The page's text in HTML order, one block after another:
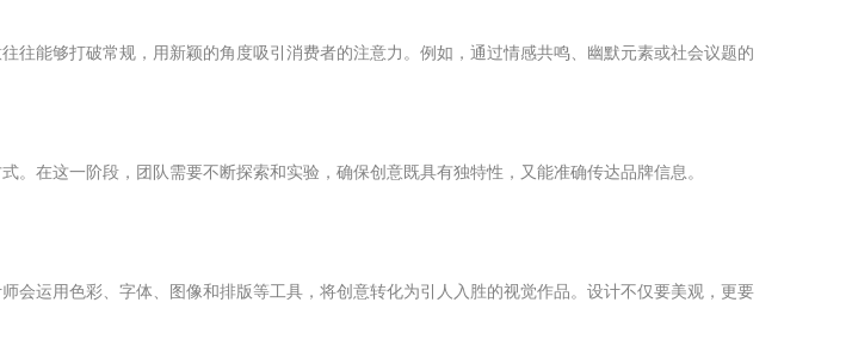
往能够打破常规，用新颖的角度吸引消费者的注意力。例如，通过情感共鸣、幽默元素或社会议题的
在这一阶段，团队需要不断探索和实验，确保创意既具有独特性，又能准确传达品牌信息。
会运用色彩、字体、图像和排版等工具，将创意转化为引人入胜的视觉作品。设计不仅要美观，更要